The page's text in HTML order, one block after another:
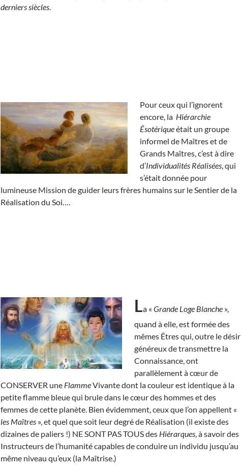
derniers siècles.
Pour ceux qui l’ignorent
encore, la Hiérarchie
Ésotériqueétait un groupe
informel de Maîtres et de
Grands Maîtres, c’est à dire
d’Individualités Réalisées, qui
s’était donnée pour
lumineuse Mission de guider leurs frères humains sur le Sentier de la
Réalisation du Soi….
La « Grande Loge Blanche »,
quand à elle, est formée des
mêmes Êtres qui, outre le désir
généreux de transmettre la
Connaissance, ont
parallèlement à cœur de
CONSERVER une FlammeVivante dont la couleur est identique à la
petite flamme bleue qui brule dans le cœur des hommes et des
femmes de cette planète. Bien évidemment, ceux que l’on appellent «
les Maîtres », et quel que soit leur degré de Réalisation (il existe des
dizaines de paliers !) NE SONT PAS TOUS des Hiérarques, à savoir des
Instructeurs de l’humanité capables de conduire un individu jusqu’au
même niveau qu’eux (la Maîtrise.)